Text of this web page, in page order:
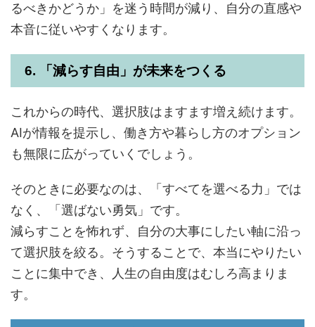
るべきかどうか」を迷う時間が減り、自分の直感や
本音に従いやすくなります。
6. 「減らす自由」が未来をつくる
これからの時代、選択肢はますます増え続けます。
AIが情報を提示し、働き方や暮らし方のオプション
も無限に広がっていくでしょう。
そのときに必要なのは、「すべてを選べる力」では
なく、「選ばない勇気」です。
減らすことを怖れず、自分の大事にしたい軸に沿っ
て選択肢を絞る。そうすることで、本当にやりたい
ことに集中でき、人生の自由度はむしろ高まりま
す。